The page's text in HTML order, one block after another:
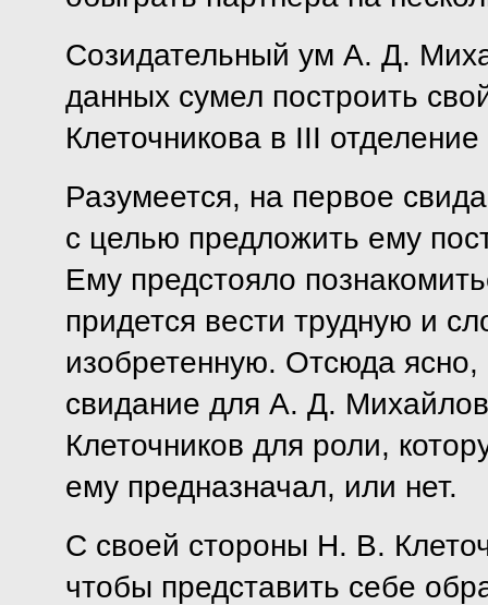
Созидательный ум А. Д.
данных сумел построить
Клеточникова в III
Разумеется, на первое
с целью предложить ему
Ему предстояло
придется вести трудную и
изобретенную. Отсюда ясно,
свидание для А. Д.
Клеточников для роли,
ему предназначал, или нет.
С своей стороны Н. В.
чтобы представить себе